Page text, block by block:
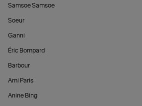
Samsoe Samsoe
Soeur
Ganni
Éric Bompard
Barbour
Ami Paris
Anine Bing